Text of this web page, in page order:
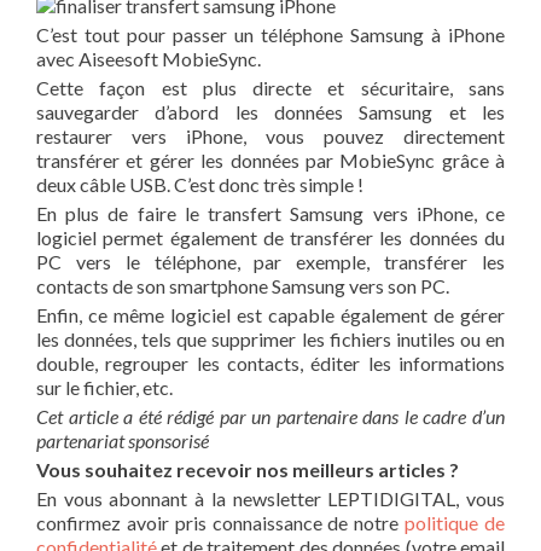
C’est tout pour passer un téléphone Samsung à iPhone
avec Aiseesoft MobieSync.
Cette façon est plus directe et sécuritaire, sans
sauvegarder d’abord les données Samsung et les
restaurer vers iPhone, vous pouvez directement
transférer et gérer les données par MobieSync grâce à
deux câble USB. C’est donc très simple !
En plus de faire le transfert Samsung vers iPhone, ce
logiciel permet également de transférer les données du
PC vers le téléphone, par exemple, transférer les
contacts de son smartphone Samsung vers son PC.
Enfin, ce même logiciel est capable également de gérer
les données, tels que supprimer les fichiers inutiles ou en
double, regrouper les contacts, éditer les informations
sur le fichier, etc.
Cet article a été rédigé par un partenaire dans le cadre d’un
partenariat sponsorisé
Vous souhaitez recevoir nos meilleurs articles ?
En vous abonnant à la newsletter LEPTIDIGITAL, vous
confirmez avoir pris connaissance de notrepolitique de